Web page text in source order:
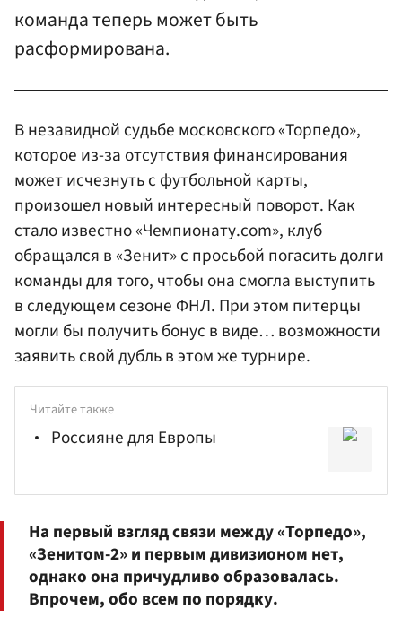
команда теперь может быть
расформирована.
В незавидной судьбе московского «Торпедо»,
которое из-за отсутствия финансирования
может исчезнуть с футбольной карты,
произошел новый интересный поворот. Как
стало известно «Чемпионату.com», клуб
обращался в «Зенит» с просьбой погасить долги
команды для того, чтобы она смогла выступить
в следующем сезоне ФНЛ. При этом питерцы
могли бы получить бонус в виде… возможности
заявить свой дубль в этом же турнире.
Читайте также
Россияне для Европы
На первый взгляд связи между «Торпедо»,
«Зенитом-2» и первым дивизионом нет,
однако она причудливо образовалась.
Впрочем, обо всем по порядку.